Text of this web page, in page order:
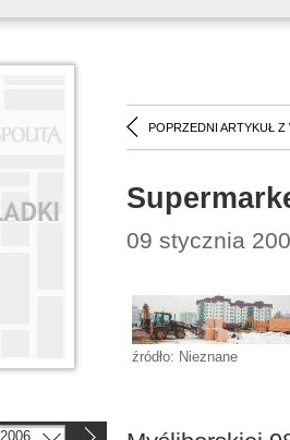
POPRZEDNI ARTYKUŁ Z
09 stycznia
źródło: Nieznane
2006